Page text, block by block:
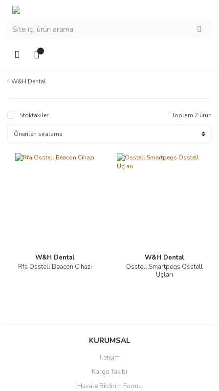
W&H Dental
Stoktakiler Toplam 2 ürün
W&H Dental
Rfa Osstell Beacon Cihazı
W&H Dental
Osstell Smartpegs Osstell
Uçları
KURUMSAL
İletişim
Kargo Takibi
Havale Bildirim Formu